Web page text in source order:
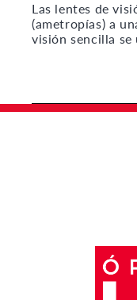
Las lentes de
(ametropías) a
visión sencilla